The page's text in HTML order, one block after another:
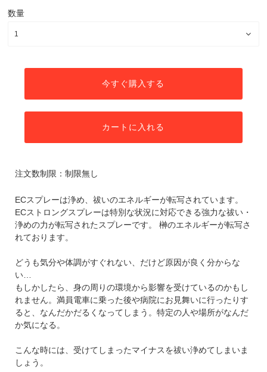
数量
今すぐ購入する
カートに入れる
注文数制限：制限無し
ECスプレーは浄め、祓いのエネルギーが転写されています。
ECストロングスプレーは特別な状況に対応できる強力な祓い・
浄めの力が転写されたスプレーです。 榊のエネルギーが転写さ
れております。
どうも気分や体調がすぐれない、だけど原因が良く分からな
い…
もしかしたら、身の周りの環境から影響を受けているのかもし
れません。満員電車に乗った後や病院にお見舞いに行ったりす
ると、なんだかだるくなってしまう。特定の人や場所がなんだ
か気になる。
こんな時には、受けてしまったマイナスを祓い浄めてしまいま
しょう。